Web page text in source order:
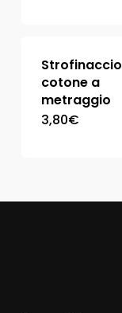
Strofinaccio
cotone a
metraggio
3,80€